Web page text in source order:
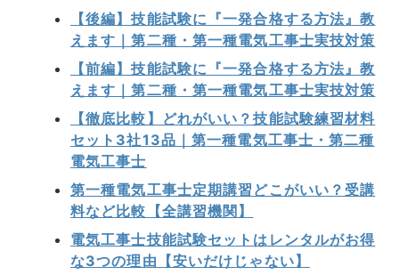
【後編】技能試験に『一発合格する方法』教
えます｜第二種・第一種電気工事士実技対策
【前編】技能試験に『一発合格する方法』教
えます｜第二種・第一種電気工事士実技対策
【徹底比較】どれがいい？技能試験練習材料
セット3社13品｜第一種電気工事士・第二種
電気工事士
第一種電気工事士定期講習どこがいい？受講
料など比較【全講習機関】
電気工事士技能試験セットはレンタルがお得
な3つの理由【安いだけじゃない】